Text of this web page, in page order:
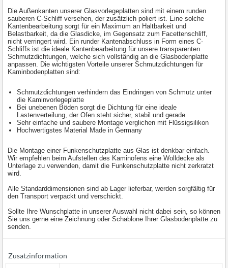
Die Außenkanten unserer Glasvorlegeplatten sind mit einem runden
sauberen C-Schliff versehen, der zusätzlich poliert ist. Eine solche
Kantenbearbeitung sorgt für ein Maximum an Haltbarkeit und
Belastbarkeit, da die Glasdicke, im Gegensatz zum Facettenschliff,
nicht verringert wird. Ein runder Kantenabschluss in Form eines C-
Schliffs ist die ideale Kantenbearbeitung für unsere transparenten
Schmutzdichtungen, welche sich vollständig an die Glasbodenplatte
anpassen. Die wichtigsten Vorteile unserer Schmutzdichtungen für
Kaminbodenplatten sind:
Schmutzdichtungen verhindern das Eindringen von Schmutz unter
die Kaminvorlegeplatte
Bei unebenen Böden sorgt die Dichtung für eine ideale
Lastenverteilung, der Ofen steht sicher, stabil und gerade
Sehr einfache und saubere Montage verglichen mit Flüssigsilikon
Hochwertigstes Material Made in Germany
Die Montage einer Funkenschutzplatte aus Glas ist denkbar einfach.
Wir empfehlen beim Aufstellen des Kaminofens eine Wolldecke als
Unterlage zu verwenden, damit die Funkenschutzplatte nicht zerkratzt
wird.
Alle Standarddimensionen sind ab Lager lieferbar, werden sorgfältig für
den Transport verpackt und verschickt.
Sollte Ihre Wunschplatte in unserer Auswahl nicht dabei sein, so können
Sie uns gerne eine Zeichnung oder Schablone Ihrer Glasbodenplatte zu
senden.
Zusatzinformation